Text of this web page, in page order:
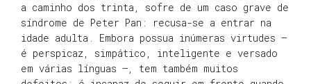
a caminho dos trinta, sofre de um caso grave de
síndrome de Peter Pan: recusa-se a entrar na
idade adulta. Embora possua inúmeras virtudes —
é perspicaz, simpático, inteligente e versado
em várias línguas —, tem também muitos